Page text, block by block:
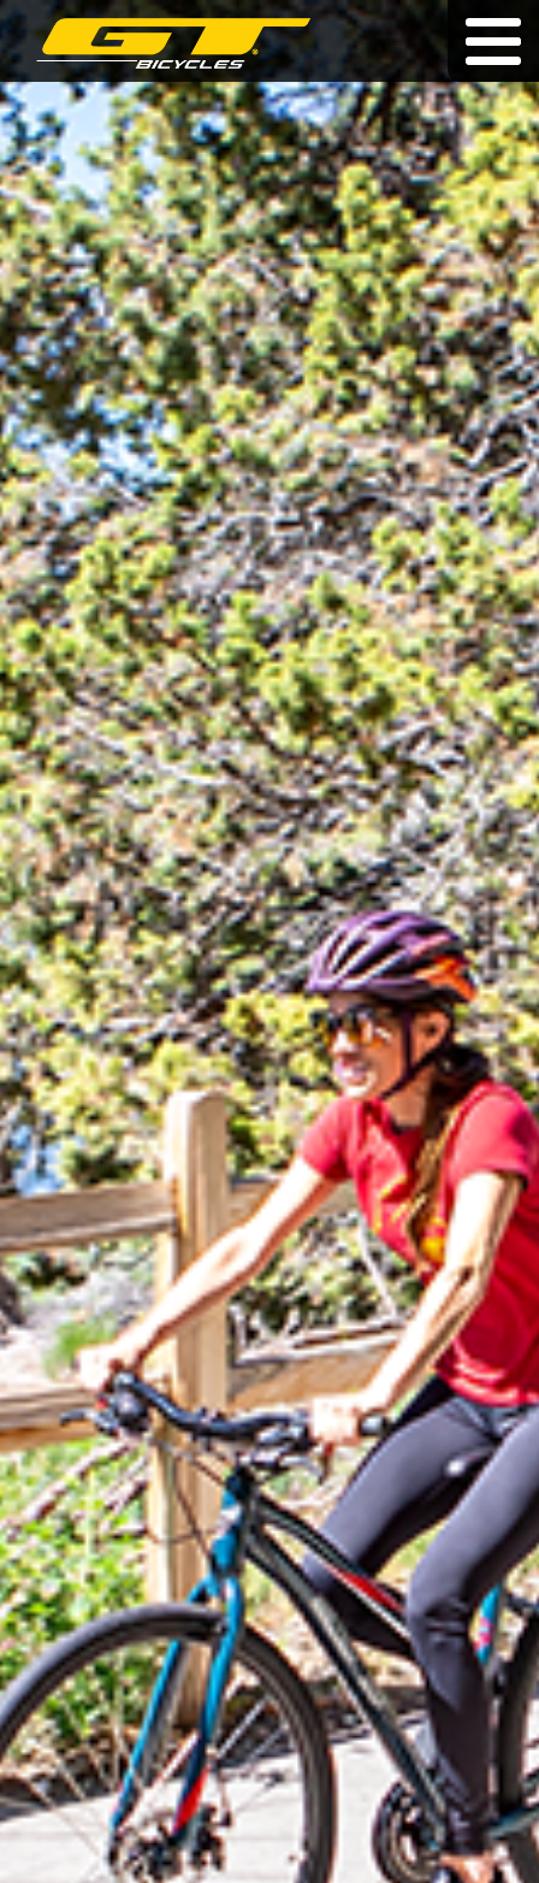
Doživotní záruka | | hu | pl | sk
KOLA
O ZNAČCE
PRODEJCI
NOVINKY